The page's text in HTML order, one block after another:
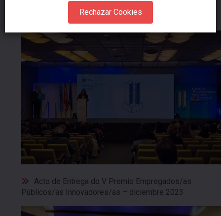
Jornada de Demostración del Sistema
Dronefinder – enero 2024
Acto de Entrega do V Premio Empregados/as
Públicos/as Innovadores/as – diciembre 2023
Rechazar Cookies